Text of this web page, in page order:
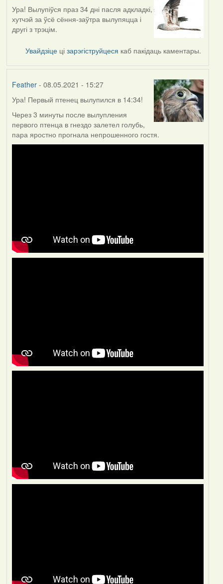
Ура! Вылупіўся праз 34 дні пасля адкладкі,
хутчэй за ўсё сёння-заўтра вылупяцца і
другі з трэцім.
Увайдзіце цізарэгіструйцеся каб пакідаць каментары.
Feather- 08.05.2021 - 15:27
Ура! Первый птенец вылупился в 14:34!
Через 3 минуты после вылупления
первого птенца в гнездо залетел голубь,
пара яростно прогнала непрошенного гостя.